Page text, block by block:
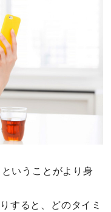
いうことがより身
すると、どのタイミ